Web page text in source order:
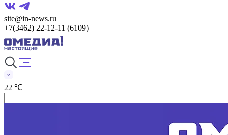
site@in-news.ru
+7(3462) 22-12-11 (6109)
22 ℃